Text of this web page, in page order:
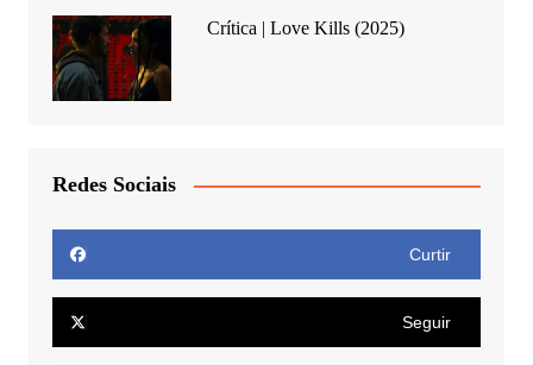
Crítica | Love Kills (2025)
Redes Sociais
Curtir
Seguir